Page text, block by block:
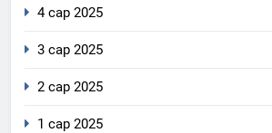
4 сар 2025
3 сар 2025
2 сар 2025
1 сар 2025